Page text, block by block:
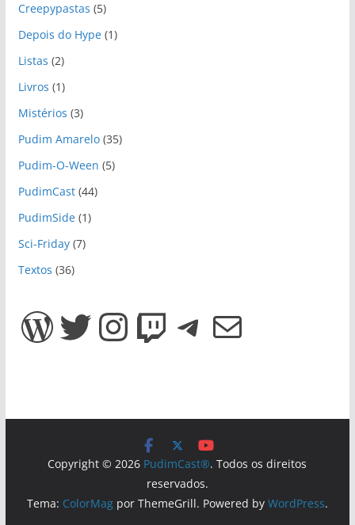
Creepypastas (5)
Depois do Hype(1)
Listas (2)
Livros (1)
Mistérios (3)
Pudim Amarelo(35)
Pudim-O-Ween (5)
PudimCast(44)
PudimSide(1)
Sci-Friday(7)
Textos (36)
WordPress Twitter InstagramTwitch Telegram E-mail
Copyright © 2026 PudimCast®. Todos os direitos
reservados.
Tema: ColorMagpor ThemeGrill. Powered by WordPress.